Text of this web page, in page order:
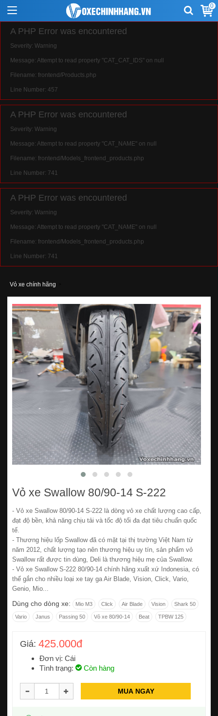
A PHP Error was encountered
Severity: Warning
Message: Attempt to read property "CAT_CAT_IDS" on null
Filename: frontend/Products.php
Line Number: 457
A PHP Error was encountered
Severity: Warning
Message: Attempt to read property "CAT_NAME" on null
Filename: frontend/Models_frontend_products.php
Line Number: 741
A PHP Error was encountered
Severity: Warning
Message: Attempt to read property "CAT_NAME" on null
Filename: frontend/Models_frontend_products.php
Line Number: 741
0
Vỏ xe chính hãng
Vỏ xe Swallow 80/90-14 S-222
- Vỏ xe Swallow 80/90-14 S-222 là dòng vỏ xe chất lượng cao cấp,
đạt độ bền, khả năng chịu tải và tốc độ tối đa đạt tiêu chuẩn quốc
tế.
- Thương hiệu lốp Swallow đã có mặt tại thị trường Việt Nam từ
năm 2012, chất lượng tạo nên thương hiệu uy tín, sản phẩm vỏ
Swallow rất được tin dùng, Deli là thương hiệu mẹ của Swallow.
- Vỏ xe Swallow S-222 80/90-14 chính hãng xuất xứ Indonesia, có
thể gắn cho nhiều loại xe tay ga Air Blade, Vision, Click, Vario,
Genio, Mio...
Dùng cho dòng xe: Mio M3 Click Air Blade Vision Shark 50
Vario Janus Passing 50 Vỏ xe 80/90-14 Beat TPBW 125
Giá: 425.000đ
Đơn vị: Cái
Tình trạng:
Còn hàng
MUA NGAY